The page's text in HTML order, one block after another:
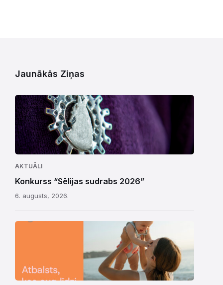
Jaunākās Ziņas
AKTUĀLI
Konkurss “Sēlijas sudrabs 2026”
6. augusts, 2026.